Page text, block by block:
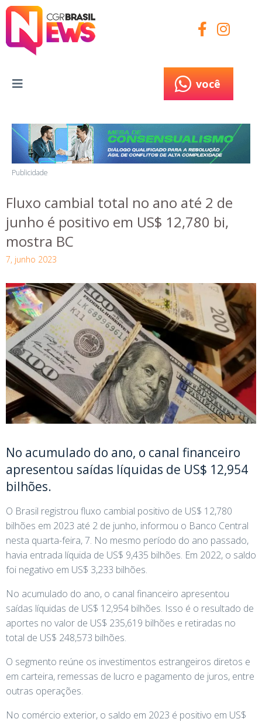
você
Publicidade
Fluxo cambial total no ano até 2 de
junho é positivo em US$ 12,780 bi,
mostra BC
7, junho 2023
No acumulado do ano, o canal financeiro
apresentou saídas líquidas de US$ 12,954
bilhões.
O Brasil registrou fluxo cambial positivo de US$ 12,780
bilhões em 2023 até 2 de junho, informou o Banco Central
nesta quarta-feira, 7. No mesmo período do ano passado,
havia entrada líquida de US$ 9,435 bilhões. Em 2022, o saldo
foi negativo em US$ 3,233 bilhões.
No acumulado do ano, o canal financeiro apresentou
saídas líquidas de US$ 12,954 bilhões. Isso é o resultado de
aportes no valor de US$ 235,619 bilhões e retiradas no
total de US$ 248,573 bilhões.
O segmento reúne os investimentos estrangeiros diretos e
em carteira, remessas de lucro e pagamento de juros, entre
outras operações.
No comércio exterior, o saldo em 2023 é positivo em US$